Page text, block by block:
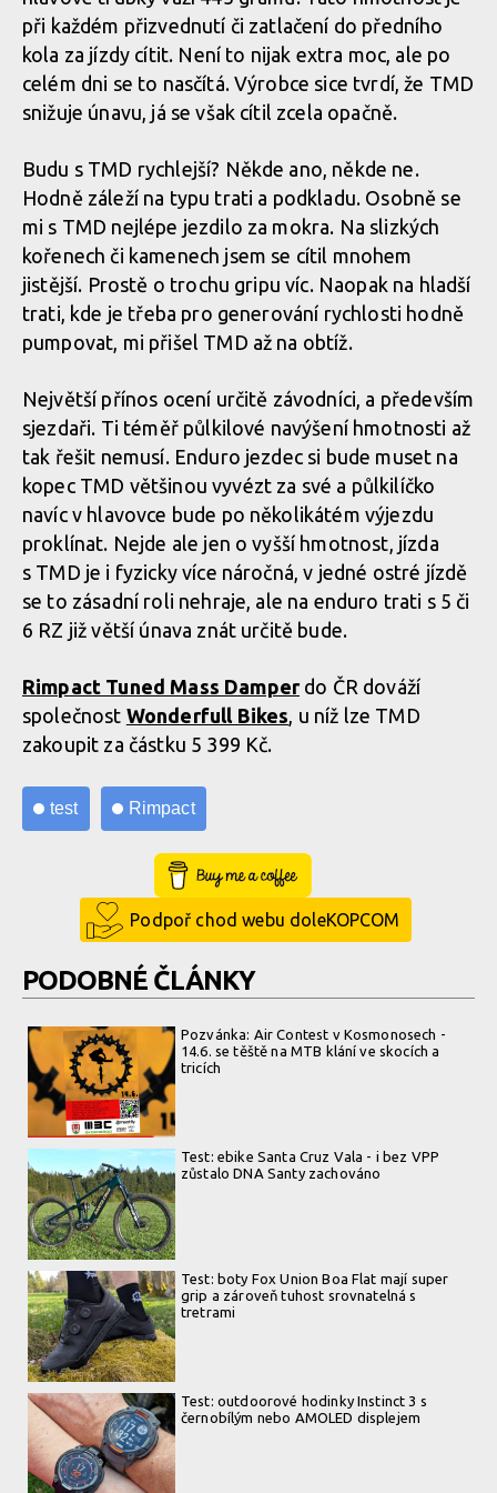
výběr záleží na mnoha parametrech, včetně typu trati a jízdním
stylu
výběr záleží na mnoha parametrech, včetně typu trati a jízdním
Jako nejvhodnější se jevila střední tvrdost pružin, ale správný
výběr záleží na mnoha parametrech, včetně typu trati a jízdním
Jako nejvhodnější se jevila střední tvrdost pružin, ale správný
výběr záleží na mnoha parametrech, včetně typu trati a jízdním
stylu
Jako nejvhodnější se jevila střední tvrdost pružin, ale správný
výběr záleží na mnoha parametrech, včetně typu trati a jízdním
stylu
Celé Rimpact Tuned Mass Damper váží 445 g
Celé Rimpact Tuned Mass Damper váží 445 g
Celé Rimpact Tuned Mass Damper váží 445 g
Celé Rimpact Tuned Mass Damper váží 445 g
Celé Rimpact Tuned Mass Damper váží 445 g
Celé Rimpact Tuned Mass Damper váží 445 g
Celé Rimpact Tuned Mass Damper váží 445 g
Celé Rimpact Tuned Mass Damper váží 445 g
Celé Rimpact Tuned Mass Damper váží 445 g
Celé Rimpact Tuned Mass Damper váží 445 g
při každém přizvednutí či zatlačení do předního
kola za jízdy cítit. Není to nijak extra moc, ale po
celém dni se to nasčítá. Výrobce sice tvrdí, že TMD
snižuje únavu, já se však cítil zcela opačně.
Budu s TMD rychlejší? Někde ano, někde ne.
Hodně záleží na typu trati a podkladu. Osobně se
mi s TMD nejlépe jezdilo za mokra. Na slizkých
kořenech či kamenech jsem se cítil mnohem
jistější. Prostě o trochu gripu víc. Naopak na hladší
trati, kde je třeba pro generování rychlosti hodně
pumpovat, mi přišel TMD až na obtíž.
Největší přínos ocení určitě závodníci, a především
sjezdaři. Ti téměř půlkilové navýšení hmotnosti až
tak řešit nemusí. Enduro jezdec si bude muset na
kopec TMD většinou vyvézt za své a půlkilíčko
navíc v hlavovce bude po několikátém výjezdu
proklínat. Nejde ale jen o vyšší hmotnost, jízda
s TMD je i fyzicky více náročná, v jedné ostré jízdě
se to zásadní roli nehraje, ale na enduro trati s 5 či
6 RZ již větší únava znát určitě bude.
Rimpact Tuned Mass Damperdo ČR dováží
společnost Wonderfull Bikes, u níž lze TMD
zakoupit za částku 5 399 Kč.
test Rimpact
Buy Me a Coffee
Podpoř chod webu doleKOPCOM
PODOBNÉ ČLÁNKY
Pozvánka: Air Contest v Kosmonosech -
14.6. se těště na MTB klání ve skocích a
tricích
Test: ebike Santa Cruz Vala - i bez VPP
zůstalo DNA Santy zachováno
Test: boty Fox Union Boa Flat mají super
grip a zároveň tuhost srovnatelná s
tretrami
Test: outdoorové hodinky Instinct 3 s
černobílým nebo AMOLED displejem